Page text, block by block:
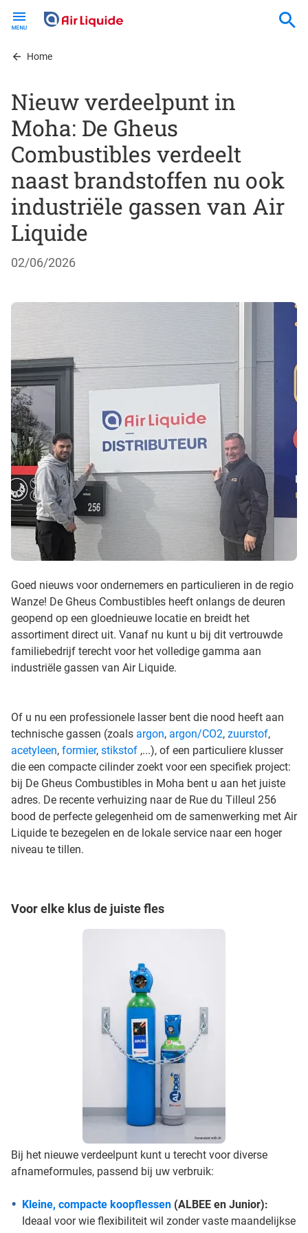
contentHome
Nieuw verdeelpunt in
Moha: De Gheus
Combustibles verdeelt
naast brandstoffen nu ook
industriële gassen van Air
Liquide
02/06/2026
Goed nieuws voor ondernemers en particulieren in de regio
Wanze! De Gheus Combustibles heeft onlangs de deuren
geopend op een gloednieuwe locatie en breidt het
assortiment direct uit. Vanaf nu kunt u bij dit vertrouwde
familiebedrijf terecht voor het volledige gamma aan
industriële gassen van Air Liquide.
Of u nu een professionele lasser bent die nood heeft aan
technische gassen (zoals argon, argon/CO2, zuurstof,
acetyleen, formier, stikstof ,...), of een particuliere klusser
die een compacte cilinder zoekt voor een specifiek project:
bij De Gheus Combustibles in Moha bent u aan het juiste
adres. De recente verhuizing naar de Rue du Tilleul 256
bood de perfecte gelegenheid om de samenwerking met Air
Liquide te bezegelen en de lokale service naar een hoger
niveau te tillen.
Voor elke klus de juiste fles
Bij het nieuwe verdeelpunt kunt u terecht voor diverse
afnameformules, passend bij uw verbruik:
Kleine, compacte koopflessen (ALBEE en Junior):
Ideaal voor wie flexibiliteit wil zonder vaste maandelijkse